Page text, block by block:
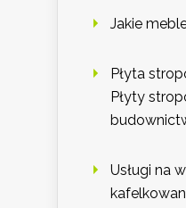
Jakie
Płyta
Płyty
Usługi na